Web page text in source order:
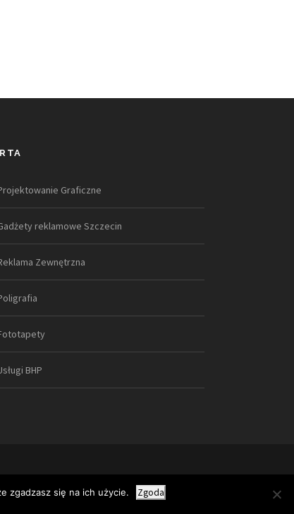
Graficzne
reklamowe Szczecin
Zewnętrzna
BHP
zgadzasz się na ich użycie. Zgoda